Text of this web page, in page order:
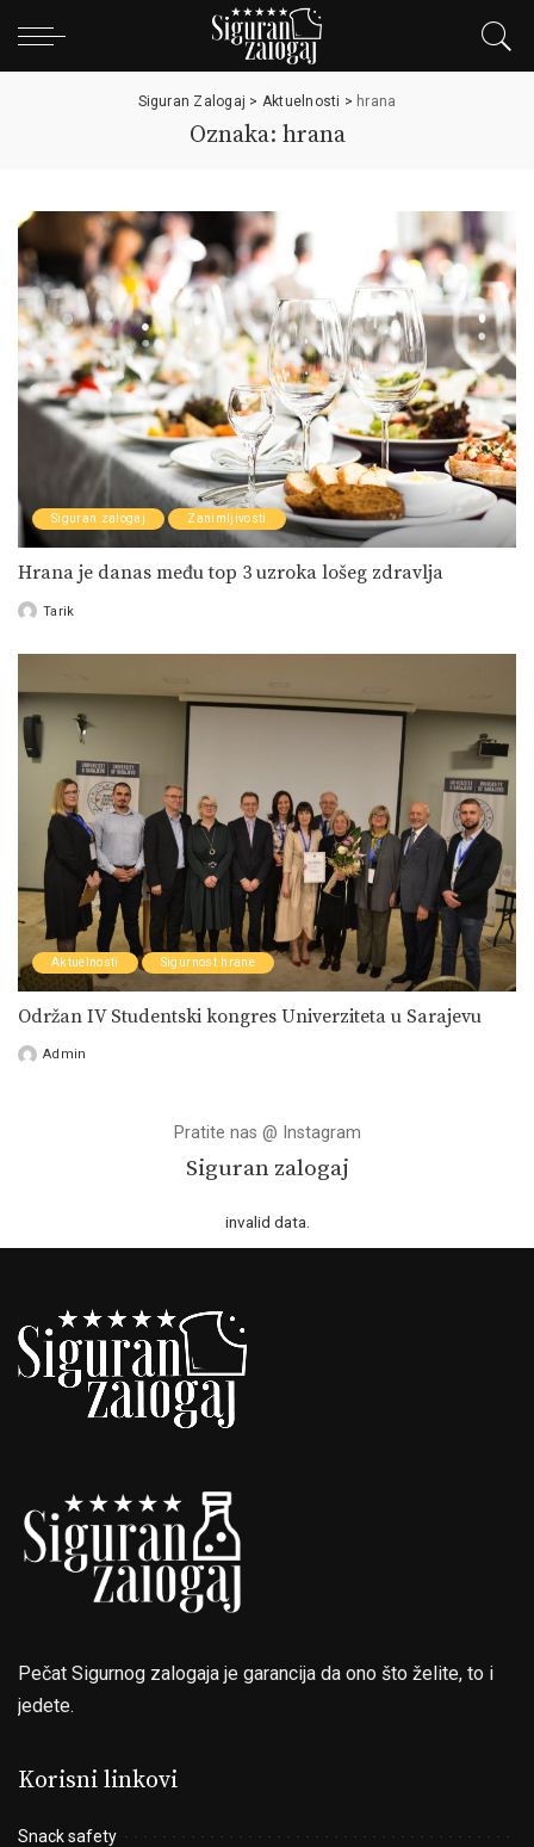
Siguran Zalogaj > Aktuelnosti > hrana
Oznaka: hrana
Siguran zalogaj Zanimljivosti
Hrana je danas među top 3 uzroka lošeg zdravlja
Posted
Tarik
Aktuelnosti Sigurnost hrane
Održan IV Studentski kongres Univerziteta u Sarajevu
PostedAdmin
Pratite nas @ Instagram
Siguran zalogaj
invalid data.
Pečat Sigurnog zalogaja je garancija da ono što želite, to i
jedete.
Korisni linkovi
Snack safety